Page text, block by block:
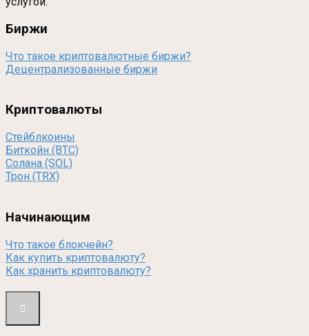
Биржи
Что такое криптовалютные биржи?
Децентрализованные биржи
Криптовалюты
Стейблкоины
Биткойн (BTC)
Солана (SOL)
Трон (TRX)
Начинающим
Что такое блокчейн?
Как купить криптовалюту?
Как хранить криптовалюту?